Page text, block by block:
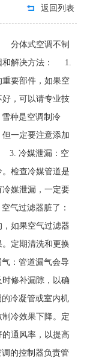
返回列表
分体式空调不制
和解决方法： 1.
要部件，如果空
，可以请专业技
种是空调制冷
一定要注意添加
3. 冷媒泄漏：空
检查冷媒管道是
媒泄漏，一定要
气过滤器脏了：
如果空气过滤器
定期清洗和更换
：管道漏气会导
修补漏隙，以确
冷凝管或室内机
冷效果下降。定
通风率，以提高
的控制器负责管